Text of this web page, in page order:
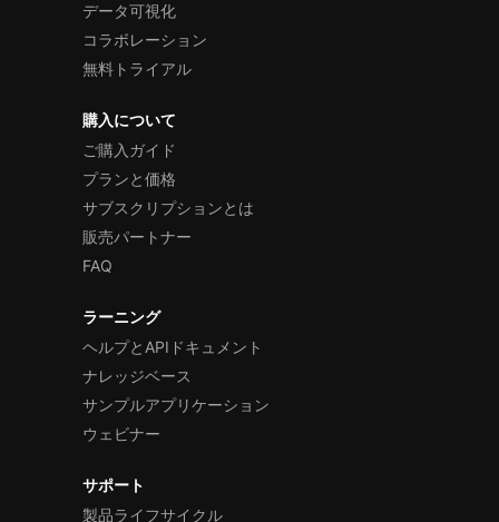
データ可視化
コラボレーション
無料トライアル
購入について
ご購入ガイド
プランと価格
サブスクリプションとは
販売パートナー
FAQ
ラーニング
ヘルプとAPIドキュメント
ナレッジベース
サンプルアプリケーション
ウェビナー
サポート
製品ライフサイクル